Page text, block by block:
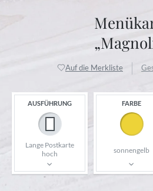
Auf die Merkliste
AUSFÜHRUNG
Lange Postkarte
hoch
FARBE
sonnengelb